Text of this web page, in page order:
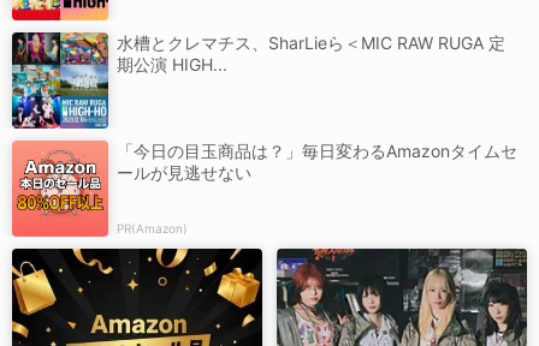
水槽とクレマチス、SharLieら＜MIC RAW RUGA 定
期公演 HIGH...
「今日の目玉商品は？」毎日変わるAmazonタイムセ
ールが見逃せない
PR(Amazon)